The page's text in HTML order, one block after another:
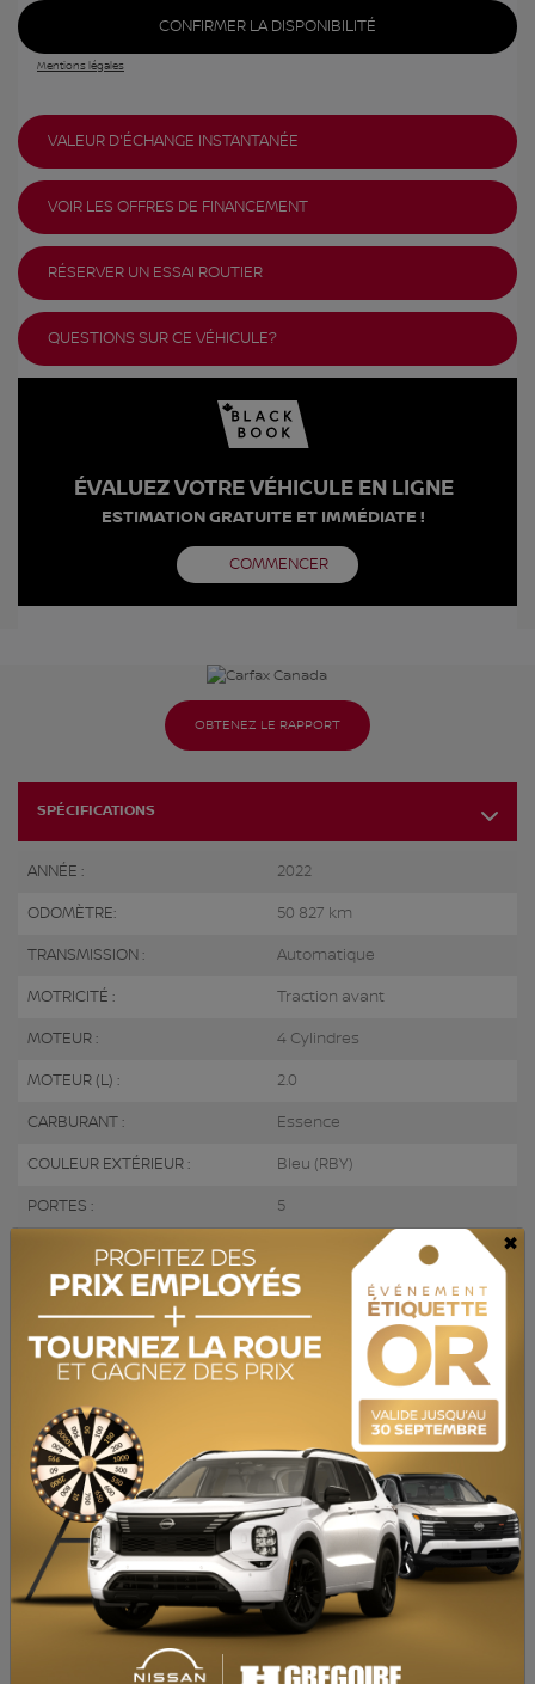
OBTENEZ LE RAPPORT
SPÉCIFICATIONS
ANNÉE : 2022
ODOMÈTRE: 50 827 km
TRANSMISSION : Automatique
MOTRICITÉ : Traction avant
MOTEUR : 4 Cylindres
MOTEUR (L) : 2.0
CARBURANT : Essence
COULEUR EXTÉRIEUR : Bleu (RBY)
PORTES : 5
COULEUR INTÉRIEUR:
PASSAGERS : 5
NUMÉRO DE STOCK : 820985
JN1BJ1AV0NW344022
BAS KILOMÉTRAGE, Caméra de recul, Bluetooth, Sièges Chauffants
ACHAT 100% EN LIGNE disponible. QUALITÉ CERTIFIÉE : Inspection en
plus de 150 points et satisfaction garantie 7 jours ou argent remis.
MEILLEUR TAUX : Obtenez le meilleur taux de financement et
même une 2e ou 3e chance au crédit. Obtenez toujours plus pour
votre VÉHICULE D’ÉCHANGE. 30 concessionnaires pour mieux vous
servir! HGRÉGOIRE : Récipiendaire du CHOIX DU CONSOMMATEUR
depuis plus de 15 ans. OUVERT 7 JOURS. Pour plus d'information sur
cette voiture et pour obtenir le rapport d’historique CarProof
gratuitement visitez https://www.hgregoire.com/fr-stk/820985
*Prix du manufacturier neuf ($) - LOW MILEAGE, Back-Up Camera,
CONFIRMER LA DISPONIBILITÉ
Mentions légales
VALEUR D'ÉCHANGE INSTANTANÉE
VOIR LES OFFRES DE FINANCEMENT
RÉSERVER UN ESSAI ROUTIER
QUESTIONS SUR CE VÉHICULE?
ÉVALUEZ VOTRE VÉHICULE EN LIGNE
ESTIMATION GRATUITE ET IMMÉDIATE !
COMMENCER
×